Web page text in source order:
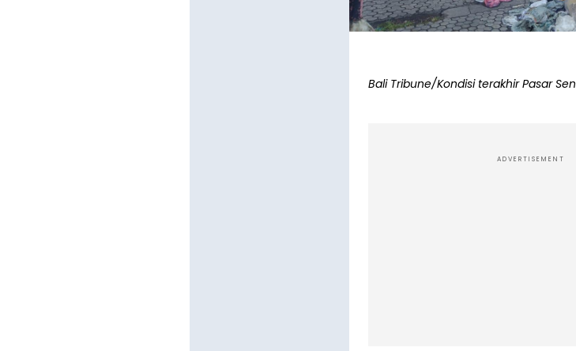
Bali Tribune/Kondisi terakhir Pasar
ADVERTISEMENT